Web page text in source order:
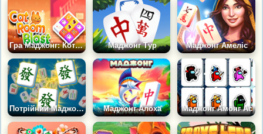
Гра Маджонг: Котяча Кімната Маджонг Тур Маджонг Амеліс
Потрійний Маджонг 3Д Матч Плиток Маджонг Алоха Маджонг Амонг Ас